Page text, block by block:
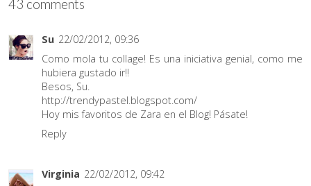
43 comments
Su 22/02/2012, 09:36
Como mola tu collage! Es una iniciativa genial, como me
hubiera gustado ir!!
Besos, Su.
http://trendypastel.blogspot.com/
Hoy mis favoritos de Zara en el Blog! Pásate!
Reply
Virginia 22/02/2012, 09:42